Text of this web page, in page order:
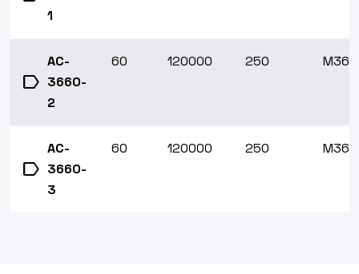
1
label
AC-
3660-
2
60 120000 250
label
AC-
3660-
3
60 120000 250